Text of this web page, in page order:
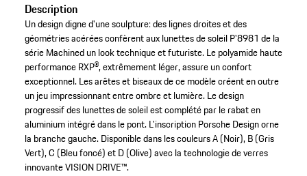
Description
Un design digne d'une sculpture: des lignes droites et des
géométries acérées confèrent aux lunettes de soleil P'8981 de la
série Machined un look technique et futuriste. Le polyamide haute
performance RXP®, extrêmement léger, assure un confort
exceptionnel. Les arêtes et biseaux de ce modèle créent en outre
un jeu impressionnant entre ombre et lumière. Le design
progressif des lunettes de soleil est complété par le rabat en
aluminium intégré dans le pont. L'inscription Porsche Design orne
la branche gauche. Disponible dans les couleurs A (Noir), B (Gris
Vert), C (Bleu foncé) et D (Olive) avec la technologie de verres
innovante VISION DRIVE™.